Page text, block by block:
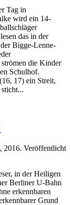
Tag in
wird ein 14-
das in der
Bigge-Lenne-
die Kinder
Schulhof.
17) ein Streit,
2016. Veröffentlicht
in der Heiligen
Berliner U-Bahn
erkennbaren
Grund